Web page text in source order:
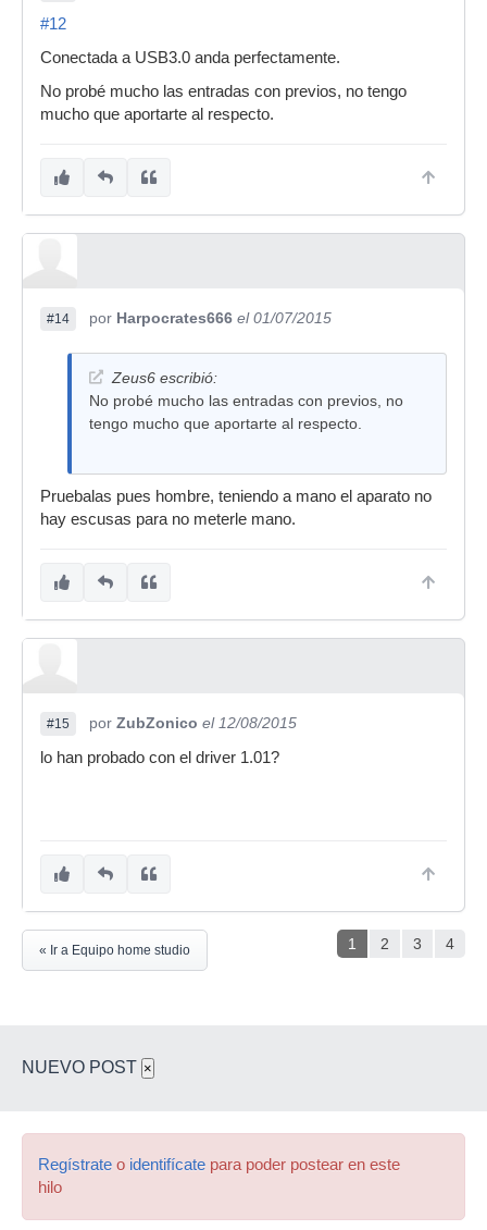
#12
Conectada a USB3.0 anda perfectamente.
No probé mucho las entradas con previos, no tengo
mucho que aportarte al respecto.
#14 por Harpocrates666 el 01/07/2015
Zeus6 escribió:
No probé mucho las entradas con previos, no
tengo mucho que aportarte al respecto.
Pruebalas pues hombre, teniendo a mano el aparato no
hay escusas para no meterle mano.
#15 por ZubZonico el 12/08/2015
lo han probado con el driver 1.01?
1 2 3 4
« Ir a Equipo home studio
NUEVO POST ×
Regístrate o identifícate para poder postear en este
hilo